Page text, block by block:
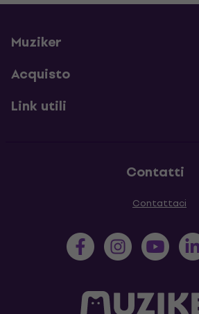
Muziker
Acquisto
Link utili
Contatti
Contattaci